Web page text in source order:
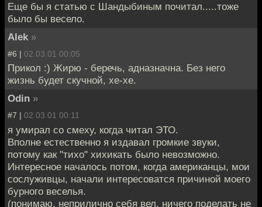
Еще бы я статью с Шандыбиным почитал.....тоже
было бы весело.
Alek »
#6 | 02.03.01 00:05
Прикол :) Жирю - беречь, адназначна. Без него
жизнь будет скучной, хе-хе.
Odin »
#7 | 02.03.01 00:11
я умирал со смеху, когда читал ЭТО.
Вполне естественно я издавал громкие звуки,
потому как "тихо" хихикать было невозможно.
Интересное началось потом, когда американцы, мои
сослуживцы, начали интересоватся причиной моего
бурного веселья.
(понимаю, неприлично себя вел, ничего поделать не